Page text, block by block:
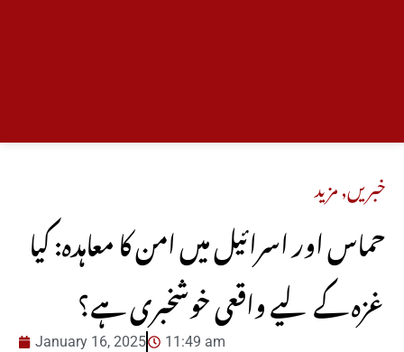
خبریں,مزید
حماس اور اسرائیل میں امن کا معاہدہ: کیا
غزہ کے لیے واقعی خوشخبری ہے؟
January 16, 2025 11:49 am